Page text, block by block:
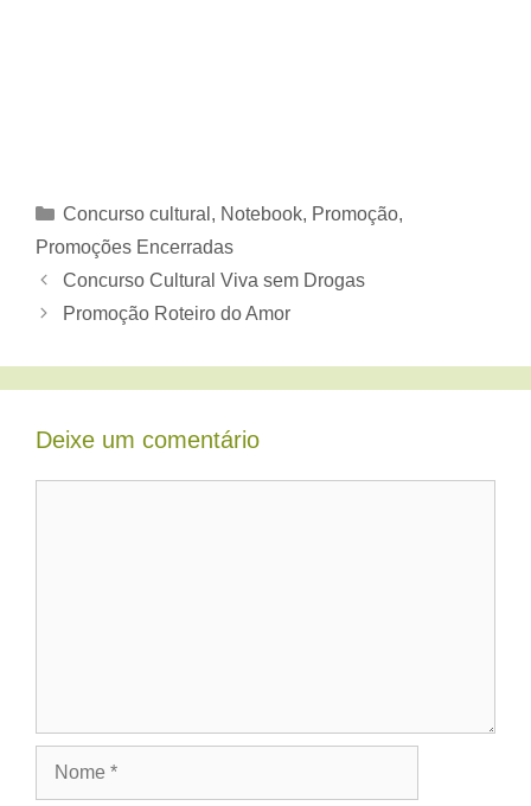
Categorias
Concurso cultural , Notebook, Promoção,
Promoções Encerradas
Concurso Cultural Viva sem Drogas
Promoção Roteiro do Amor
Deixe um comentário